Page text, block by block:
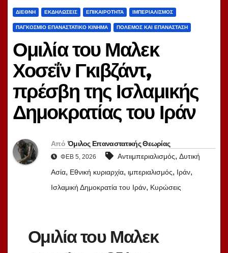
ΔΙΕΘΝΉ ΕΚΔΗΛΏΣΕΙΣ ΕΠΙΚΑΙΡΌΤΗΤΑ ΙΜΠΕΡΙΑΛΙΣΜΌΣ
ΠΑΓΚΌΣΜΙΟ ΕΠΑΝΑΣΤΑΤΙΚΌ ΚΊΝΗΜΑ ΠΌΛΕΜΟΣ ΚΑΙ ΕΠΑΝΆΣΤΑΣΗ
Ομιλία του Μαλεκ
Χοσεΐν Γκιβζάντ,
πρέσβη της Ισλαμικής
Δημοκρατίας του Ιράν
Από Όμιλος Επαναστατικής Θεωρίας
ΦΕΒ 5, 2026 Αντιιμπεριαλισμός, Δυτική
Ασία, Εθνική κυριαρχία, ιμπεριαλισμός, Ιράν,
Ισλαμική Δημοκρατία του Ιράν, Κυρώσεις
Ομιλία του Μαλεκ